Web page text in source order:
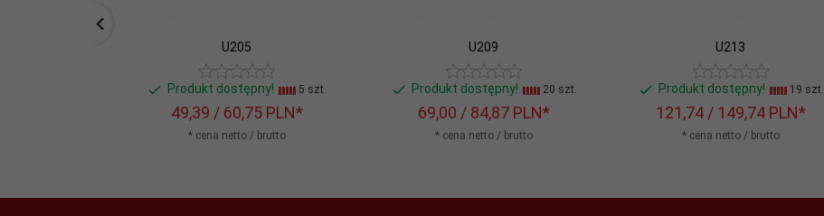
U205
Produkt dostępny! 5 szt.
49,39 / 60,75 PLN*
* cena netto / brutto
U209
Produkt dostępny! 20 szt.
69,00 / 84,87 PLN*
* cena netto / brutto
U213
Produkt dostępny! 19 szt.
121,74 / 149,74 PLN*
* cena netto / brutto